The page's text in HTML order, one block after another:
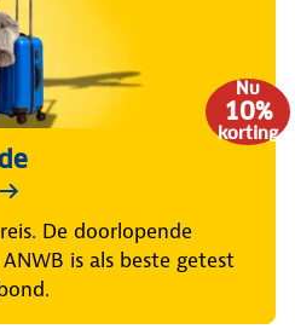
Nu
10%
korting
De doorlopende
is als beste getest